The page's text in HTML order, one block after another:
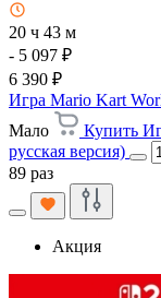
20 ч 43 м
- 5 097 ₽
6 390 ₽
Игра Mario Kart
Мало
Купить
русская версия)
89 раз
Акция